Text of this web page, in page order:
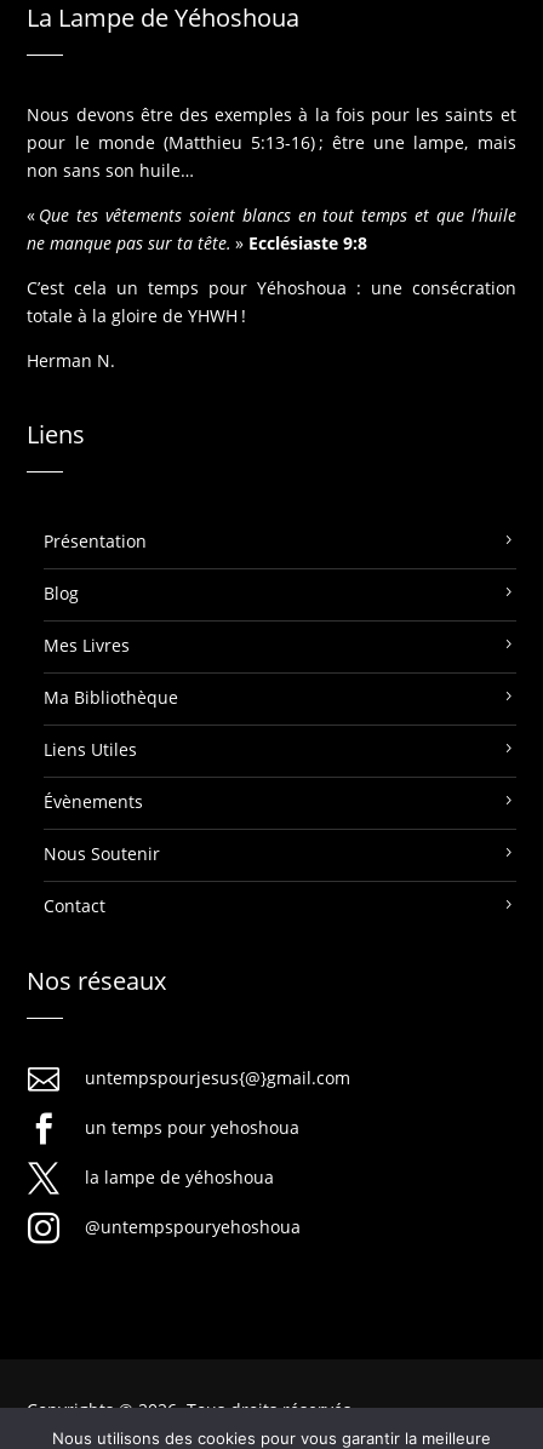
La Lampe de Yéhoshoua
Nous devons être des exemples à la fois pour les saints et
pour le monde (Matthieu 5:13-16) ; être une lampe, mais
non sans son huile…
« Que tes vêtements soient blancs en tout temps et que l’huile
ne manque pas sur ta tête. » Ecclésiaste 9:8
C’est cela un temps pour Yéhoshoua : une consécration
totale à la gloire de YHWH !
Herman N.
Liens
Présentation
Blog
Mes Livres
Ma Bibliothèque
Liens Utiles
Évènements
Nous Soutenir
Contact
Nos réseaux
 untempspourjesus{@}gmail.com
 un temps pour yehoshoua
 la lampe de yéhoshoua
 @untempspouryehoshoua
Copyrights © 2026. Tous droits réservés
Nous utilisons des cookies pour vous garantir la meilleure